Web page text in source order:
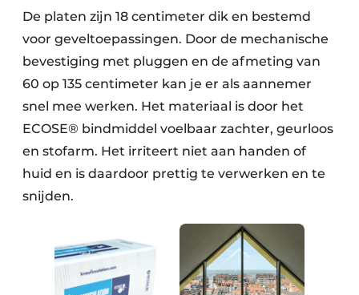
De platen zijn 18 centimeter dik en bestemd
voor geveltoepassingen. Door de mechanische
bevestiging met pluggen en de afmeting van
60 op 135 centimeter kan je er als aannemer
snel mee werken. Het materiaal is door het
ECOSE® bindmiddel voelbaar zachter, geurloos
en stofarm. Het irriteert niet aan handen of
huid en is daardoor prettig te verwerken en te
snijden.